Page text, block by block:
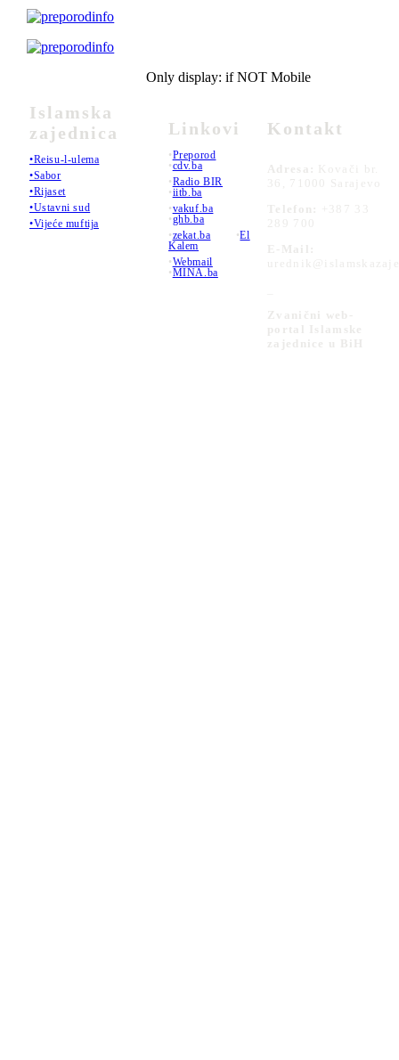
Islamska
zajednica
•Reisu-l-ulema
•Sabor
•Rijaset
•Ustavni sud
•Vijeće muftija
Only display: if NOT Mobile
Linkovi
•Preporod
•cdv.ba
•Radio BIR
•iitb.ba
•vakuf.ba
•ghb.ba
•zekat.ba •El
Kalem
•Webmail
•MINA.ba
Kontakt
Adresa:
Kovači br.
36, 71000 Sarajevo
Telefon:
+387 33
289 700
E-Mail:
Zvanični web-
portal Islamske
zajednice u BiH